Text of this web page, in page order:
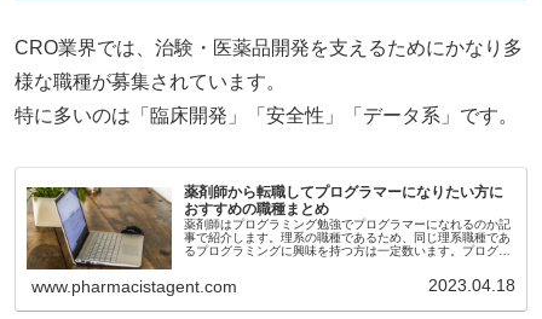
CRO業界では、治験・医薬品開発を支えるためにかなり多
様な職種が募集されています。
特に多いのは「臨床開発」「安全性」「データ系」です。
薬剤師から転職してプログラマーになりたい方に
おすすめの職種まとめ
薬剤師はプログラミング勉強でプログラマーになれるのか記
事で紹介します。理系の職種であるため、同じ理系職種であ
るプログラミングに興味を持つ方は一定数います。プログラ
が、IT業界だとあまりにも分野が違い過ぎるため転職が大変
です。そこでお勧めなのは統計解析です。
www.pharmacistagent.com 2023.04.18